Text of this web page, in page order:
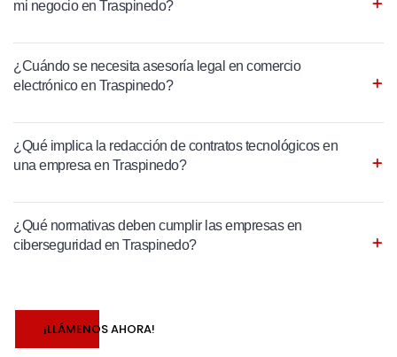
mi negocio en Traspinedo?
¿Cuándo se necesita asesoría legal en comercio
electrónico en Traspinedo?
¿Qué implica la redacción de contratos tecnológicos en
una empresa en Traspinedo?
¿Qué normativas deben cumplir las empresas en
ciberseguridad en Traspinedo?
¡LLÁMENOS AHORA!